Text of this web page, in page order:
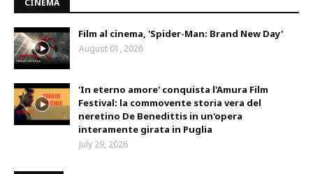
CINEMA
Film al cinema, 'Spider-Man: Brand New Day'
August 01, 2026
'In eterno amore' conquista l'Amura Film
Festival: la commovente storia vera del
neretino De Benedittis in un'opera
interamente girata in Puglia
July 29, 2026